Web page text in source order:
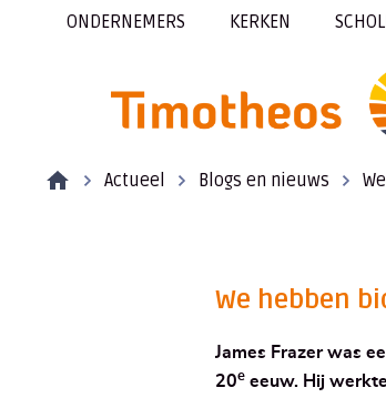
ONDERNEMERS KERKEN
Actueel Blogs en nieuws
We hebben
James Frazer was
20e eeuw. Hij